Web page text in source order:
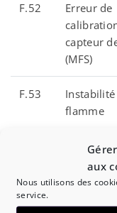
aux
Nous utilisons des
service.
F.52
Erreur de
capteur
(MFS)
F.53
flamme
Pas de
par le